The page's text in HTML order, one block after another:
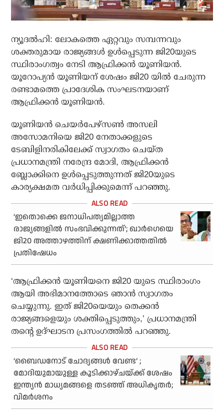
ന്യൂദൽഹി: ലോകത്തെ ഏറ്റവും സമ്പന്നവും
ശക്തരുമായ രാജ്യങ്ങൾ ഉൾപ്പെടുന്ന ജി20യുടെ
സ്ഥിരാംഗത്വം നേടി ആഫ്രിക്കൻ യൂണിയൻ.
യൂറോപ്യൻ യൂണിയന് ശേഷം ജി20 യിൽ ചേരുന്ന
രണ്ടാമത്തെ പ്രാദേശിക സംഘടനയാണ്
ആഫ്രിക്കൻ യൂണിയൻ.
യൂണിയൻ ചെയർപേഴ്സൺ അസലി
അസോമനിയെ ജി20 നേതാക്കളുടെ
ടേബിളിനരികിലേക്ക് സ്വാഗതം ചെയ്ത
പ്രധാനമന്ത്രി നരേന്ദ്ര മോദി, ആഫ്രിക്കൻ
ബ്ലോക്കിനെ ഉൾപ്പെടുത്തുന്നത് ജി20യുടെ
കാര്യക്ഷമത വർധിപ്പിക്കുമെന്ന് പറഞ്ഞു.
‘ഇതൊക്കെ ജനാധിപത്യമില്ലാത്ത
രാജ്യങ്ങളിൽ സംഭവിക്കുന്നത്’; ഖാർഗെയെ
ജി20 അത്താഴത്തിന് ക്ഷണിക്കാത്തതിൽ
പ്രതിഷേധം
‘ആഫ്രിക്കൻ യൂണിയനെ ജി20 യുടെ സ്ഥിരാംഗം
ആയി അഭിമാനത്തോടെ ഞാൻ സ്വാഗതം
ചെയ്യുന്നു. ഇത് ജി20യെയും തെക്കൻ
രാജ്യങ്ങളെയും ശക്തിപ്പെടുത്തും,’ പ്രധാനമന്ത്രി
തന്റെ ഉദ്ഘാടന പ്രസംഗത്തിൽ പറഞ്ഞു.
‘ബൈഡനോട് ചോദ്യങ്ങള്‍ വേണ്ട’ ;
മോദിയുമായുള്ള കൂടിക്കാഴ്ചയ്ക്ക് ശേഷം
ഇന്ത്യന്‍ മാധ്യമങ്ങളെ തടഞ്ഞ് അധികൃതര്‍;
വിമര്‍ശനം